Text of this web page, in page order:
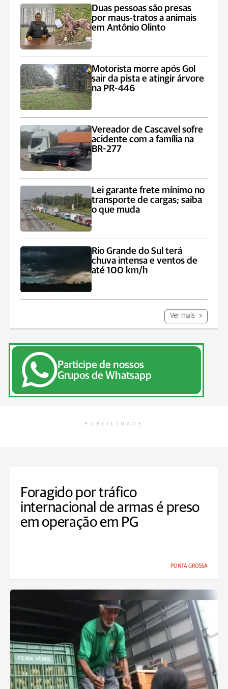
Duas pessoas são presas
por maus-tratos a animais
em Antônio Olinto
Motorista morre após Gol
sair da pista e atingir árvore
na PR-446
Vereador de Cascavel sofre
acidente com a família na
BR-277
Lei garante frete mínimo no
transporte de cargas; saiba
o que muda
Rio Grande do Sul terá
chuva intensa e ventos de
até 100 km/h
Ver mais
Participe de nossos
Grupos de Whatsapp
PUBLICIDADE
Foragido por tráfico
internacional de armas é preso
em operação em PG
PONTA GROSSA